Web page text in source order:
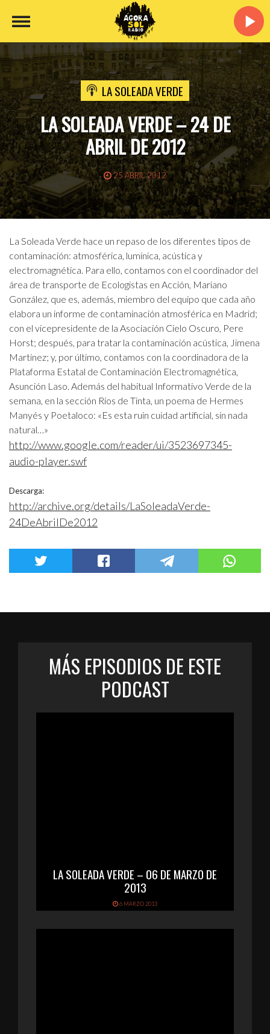
LA SOLEADA VERDE
LA SOLEADA VERDE – 24 DE
ABRIL DE 2012
25 ABRIL 2012
La Soleada Verde hace un repaso de los diferentes tipos de
contaminación: atmosférica, lumínica, acústica y
electromagnética. Para ello, contamos con el coordinador del
área de transporte de Ecologistas en Acción, Mariano
González, que es, además, miembro del equipo que cada año
elabora un informe de contaminación atmosférica en Madrid;
con el vicepresidente de la Asociación Cielo Oscuro, Pere
Horst; después, para tratar la contaminación acústica, Jimena
Martínez; y, por último, contamos con la coordinadora de la
Plataforma Estatal de Contaminación Electromagnética,
Asunción Laso. Además del habitual Informativo Verde de la
semana, en la sección Ríos de Tinta, un poema de Hermes
Manyés y Poetaloco: «Es esta ruin cuidad artificial, sin nada
natural…»
http://www.google.com/reader/ui/3523697345-
audio-player.swf
Descarga:
http://archive.org/details/LaSoleadaVerde-
24DeAbrilDe2012
MÁS EPISODIOS DE ESTE
PODCAST
LA SOLEADA VERDE – 06 DE MARZO DE
2013
6 MARZO 2013